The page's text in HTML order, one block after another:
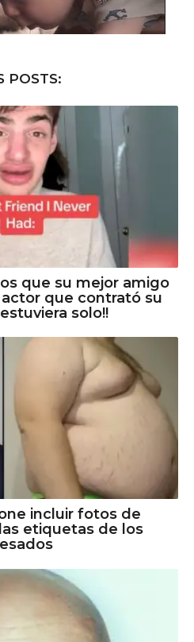
POSTS:
que su mejor amigo
que contrató su
solo!!
incluir fotos de
etiquetas de los